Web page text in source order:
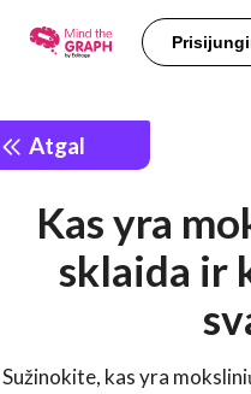
Atgal
Kas yra
sklaida ir
Sužinokite, kas yra